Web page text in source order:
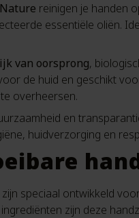
reinigen je handen
essentiële oliën.
van oorsprong,
de huid en geschikt
overheersen.
en
huidverzorging en
zijn speciaal ontwikkeld
zijn deze